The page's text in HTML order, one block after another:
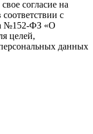
согласие на
с
№152-ФЗ «О
целей,
данных